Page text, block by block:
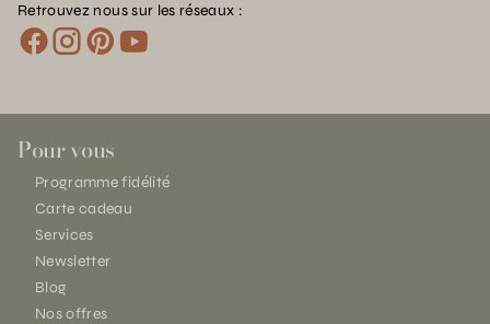
Retrouvez nous sur les réseaux :
Pour vous
Programme fidélité
Carte cadeau
Services
Newsletter
Blog
Nos offres